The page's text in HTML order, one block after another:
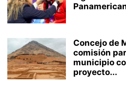
Concejo de
comisión
municipio
proyecto...